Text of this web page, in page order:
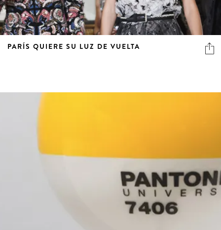
PARÍS QUIERE SU LUZ DE VUELTA